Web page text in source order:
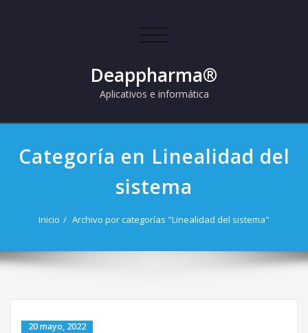
Cambiar
Deappharma®
Aplicativos e informática
Categoría en Linealidad del
sistema
Inicio Archivo por categorías "Linealidad del sistema"
20 mayo, 2022